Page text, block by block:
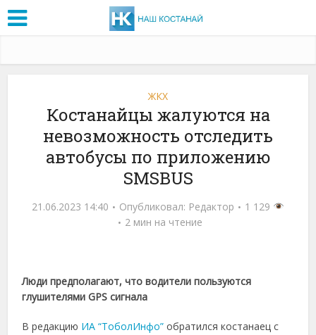
ЖКХ
Костанайцы жалуются на
невозможность отследить
автобусы по приложению
SMSBUS
21.06.2023 14:40 Опубликовал: Редактор
1 129
2 мин на чтение
Люди предполагают, что водители пользуются
глушителями GPS сигнала
В редакцию ИА “ТоболИнфо” обратился костанаец с